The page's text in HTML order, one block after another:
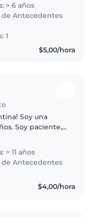
6 años, me
mis
> 6 años
Antecedentes
1
$5,00/hora
Soy una
Soy paciente,
los animales
perros. Soy
y hasta ahora..
> 11 años
Antecedentes
$4,00/hora